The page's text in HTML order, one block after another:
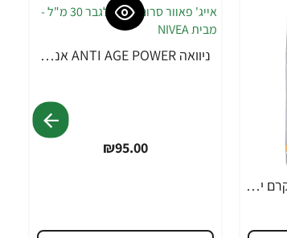
ניוואה ACTIVE ENERGY קרם יום לגבר 50 מ"ל - מבית NIVEA
ניוואה ANTI AGE POWER אנטי אייג' פאוור סרום 2 ב-1 לגבר 30 מ"ל - מבית NIVEA
₪95.00